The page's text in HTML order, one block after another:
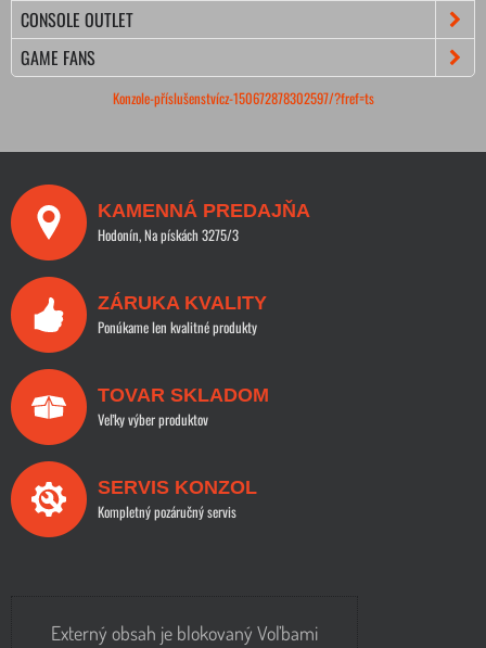
CONSOLE OUTLET
GAME FANS
Konzole-příslušenstvícz-150672878302597/?fref=ts
KAMENNÁ PREDAJŇA
Hodonín, Na pískách 3275/3
ZÁRUKA KVALITY
Ponúkame len kvalitné produkty
TOVAR SKLADOM
Veľky výber produktov
SERVIS KONZOL
Kompletný pozáručný servis
Externý obsah je blokovaný Voľbami